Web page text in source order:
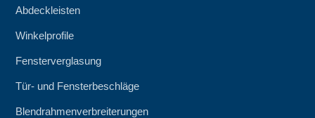
Abdeckleisten
Winkelprofile
Fensterverglasung
Tür- und Fensterbeschläge
Blendrahmenverbreiterungen